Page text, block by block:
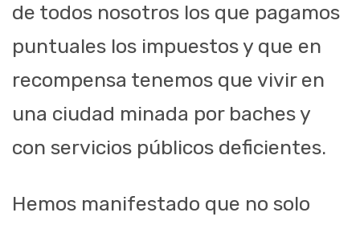
de todos nosotros los que pagamos
puntuales los impuestos y que en
recompensa tenemos que vivir en
una ciudad minada por baches y
con servicios públicos deficientes.
Hemos manifestado que no solo